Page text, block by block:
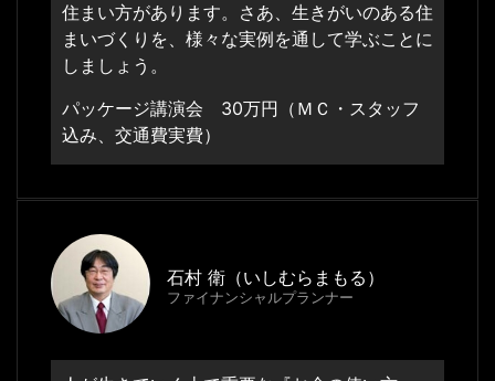
住まい方があります。さあ、生きがいのある住
まいづくりを、様々な実例を通して学ぶことに
しましょう。
パッケージ講演会 30万円（ＭＣ・スタッフ
込み、交通費実費）
石村 衛（いしむらまもる）
ファイナンシャルプランナー